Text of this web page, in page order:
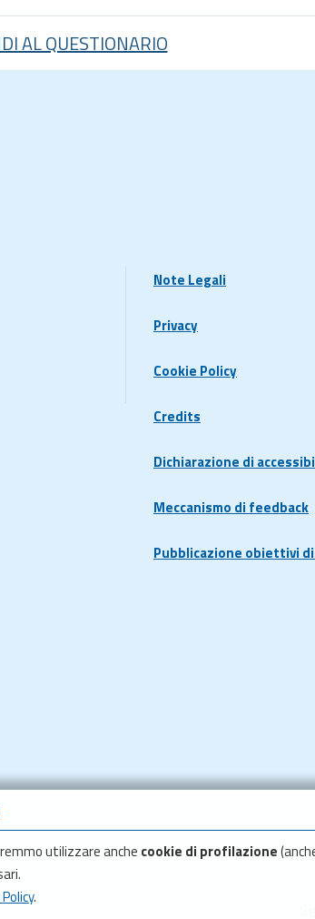
utilizzare anche cookie di profilazione
.
AL QUESTIONARIO
Note Legali
Privacy
Cookie Policy
Credits
Dichiarazione di
Meccanismo di feedback
Pubblicazione obiettivi